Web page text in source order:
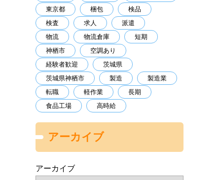
東京都
梱包
検品
検査
求人
派遣
物流
物流倉庫
短期
神栖市
空調あり
経験者歓迎
茨城県
茨城県神栖市
製造
製造業
転職
軽作業
長期
食品工場
高時給
アーカイブ
アーカイブ